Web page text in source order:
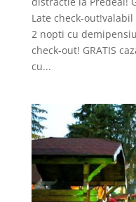
Late check-
2 nopti cu
check-out! GRATIS
cu...